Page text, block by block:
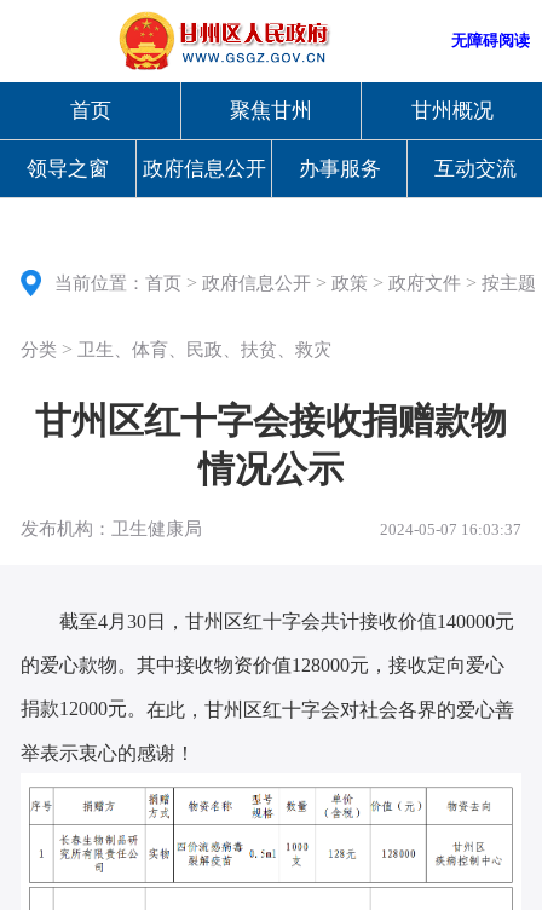
无障碍阅读
首页 聚焦甘州 甘州概况
领导之窗 政府信息公开 办事服务 互动交流
当前位置：首页 >政府信息公开 >政策 >政府文件 >按主题
分类 > 卫生、体育、民政、扶贫、救灾
甘州区红十字会接收捐赠款物
情况公示
发布机构：卫生健康局 2024-05-07 16:03:37
截至4月30日，甘州区红十字会共计接收价值140000元
的爱心款物。其中接收物资价值128000元，接收定向爱心
捐款12000元。在此，甘州区红十字会对社会各界的爱心善
举表示衷心的感谢！